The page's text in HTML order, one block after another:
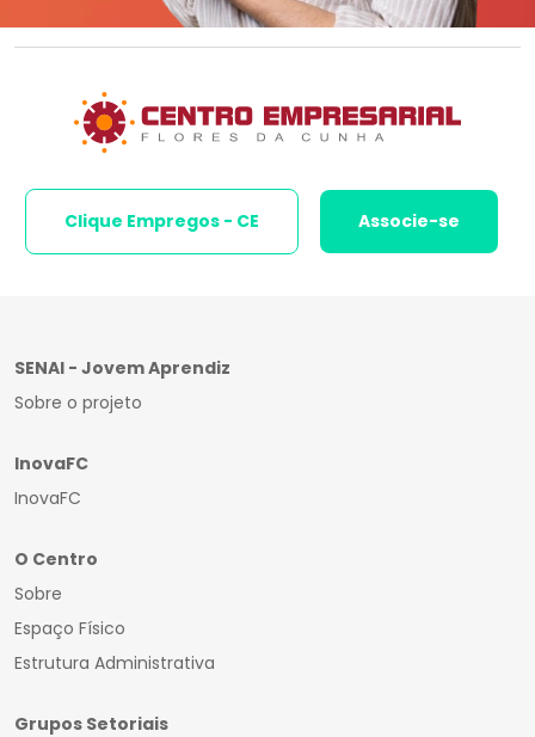
Clique Empregos - CE Associe-se
SENAI - Jovem Aprendiz
Sobre o projeto
InovaFC
InovaFC
O Centro
Sobre
Espaço Físico
Estrutura Administrativa
Grupos Setoriais